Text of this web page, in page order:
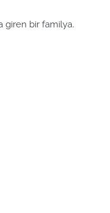
giren bir familya.